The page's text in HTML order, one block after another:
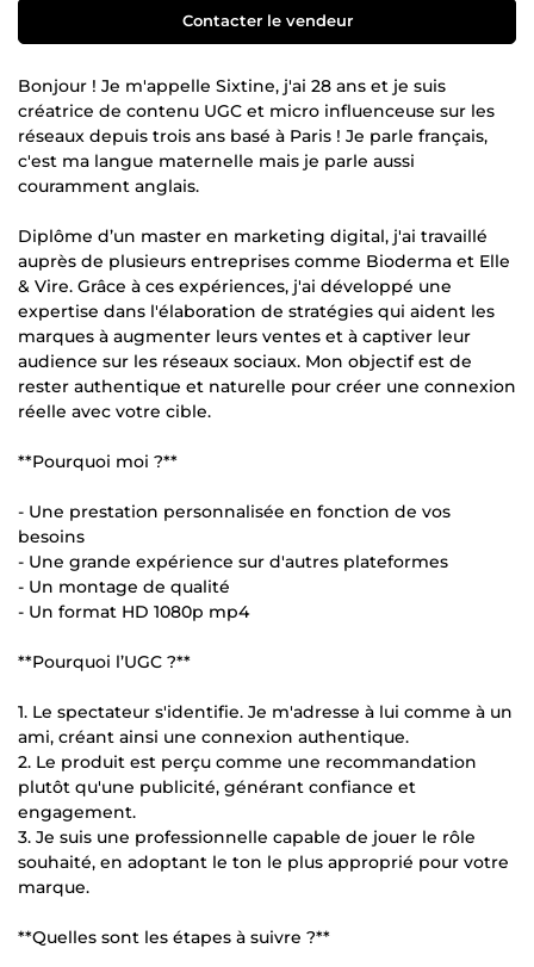
Contacter le vendeur
Bonjour ! Je m'appelle Sixtine, j'ai 28 ans et je suis
créatrice de contenu UGC et micro influenceuse sur les
réseaux depuis trois ans basé à Paris ! Je parle français,
c'est ma langue maternelle mais je parle aussi
couramment anglais.
Diplôme d’un master en marketing digital, j'ai travaillé
auprès de plusieurs entreprises comme Bioderma et Elle
& Vire. Grâce à ces expériences, j'ai développé une
expertise dans l'élaboration de stratégies qui aident les
marques à augmenter leurs ventes et à captiver leur
audience sur les réseaux sociaux. Mon objectif est de
rester authentique et naturelle pour créer une connexion
réelle avec votre cible.
**Pourquoi moi ?**
- Une prestation personnalisée en fonction de vos
besoins
- Une grande expérience sur d'autres plateformes
- Un montage de qualité
- Un format HD 1080p mp4
**Pourquoi l’UGC ?**
1. Le spectateur s'identifie. Je m'adresse à lui comme à un
ami, créant ainsi une connexion authentique.
2. Le produit est perçu comme une recommandation
plutôt qu'une publicité, générant confiance et
engagement.
3. Je suis une professionnelle capable de jouer le rôle
souhaité, en adoptant le ton le plus approprié pour votre
marque.
**Quelles sont les étapes à suivre ?**